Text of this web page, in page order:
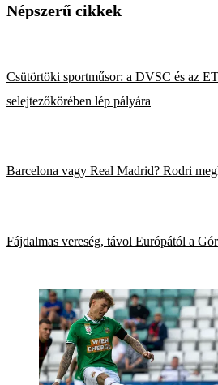
Népszerű cikkek
Csütörtöki sportműsor: a DVSC és az
selejtezőkörében lép pályára
Barcelona vagy Real Madrid? Rodri
Fájdalmas vereség, távol Európától a